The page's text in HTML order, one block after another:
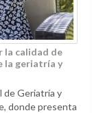
la calidad de
la geriatría y
de Geriatría y
donde presenta